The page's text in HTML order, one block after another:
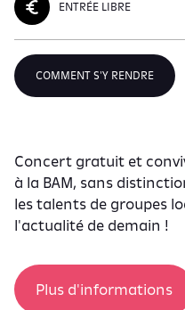
ENTRÉE LIBRE
COMMENT S'Y RENDRE
Concert gratuit et
à la BAM, sans
les talents de groupes
l'actualité de demain !
Plus d'informations